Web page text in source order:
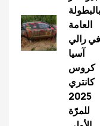
بالبطولة
العامة
في رالي
آسيا
كروس
كانتري
2025
للمرّة